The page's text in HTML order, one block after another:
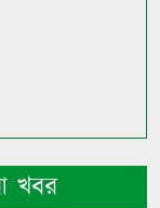
খবর